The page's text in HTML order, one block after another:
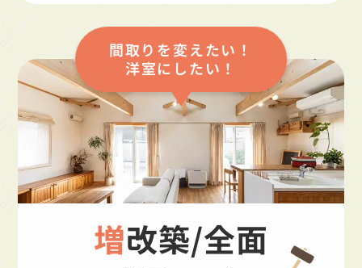
間取りを変えたい！
洋室にしたい！
増改築/全面